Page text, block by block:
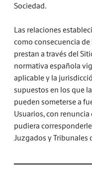
Sociedad.
Las relaciones
como consecuencia
prestan a través del
normativa española
aplicable y la
supuestos en los que
pueden someterse a
Usuarios, con
pudiera
Juzgados y Tribunales